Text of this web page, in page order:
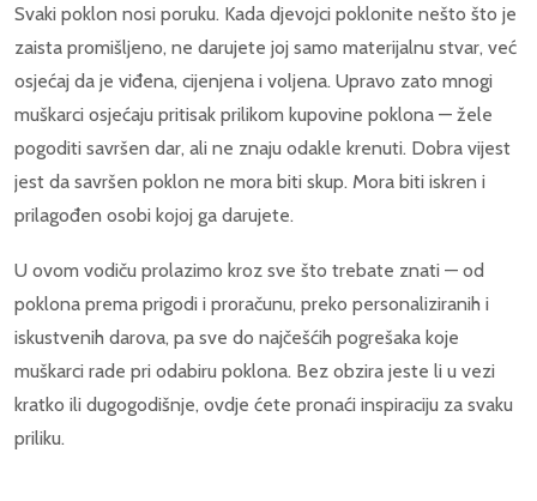
Svaki poklon nosi poruku. Kada djevojci poklonite nešto što je
zaista promišljeno, ne darujete joj samo materijalnu stvar, već
osjećaj da je viđena, cijenjena i voljena. Upravo zato mnogi
muškarci osjećaju pritisak prilikom kupovine poklona — žele
pogoditi savršen dar, ali ne znaju odakle krenuti. Dobra vijest
jest da savršen poklon ne mora biti skup. Mora biti iskren i
prilagođen osobi kojoj ga darujete.
U ovom vodiču prolazimo kroz sve što trebate znati — od
poklona prema prigodi i proračunu, preko personaliziranih i
iskustvenih darova, pa sve do najčešćih pogrešaka koje
muškarci rade pri odabiru poklona. Bez obzira jeste li u vezi
kratko ili dugogodišnje, ovdje ćete pronaći inspiraciju za svaku
priliku.